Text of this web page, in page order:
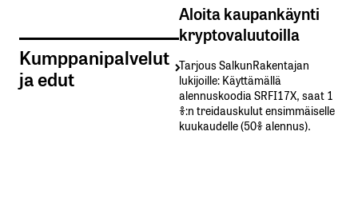
Kumppanipalvelut
ja edut
Aloita kaupankäynti
kryptovaluutoilla
Tarjous SalkunRakentajan
lukijoille: Käyttämällä​ ​
alennuskoodia​ ​SRFI17X,​ ​saat​ ​1
%:n treidauskulut​ ​ensimmäiselle​ ​
kuukaudelle​ ​(50%​ ​alennus).